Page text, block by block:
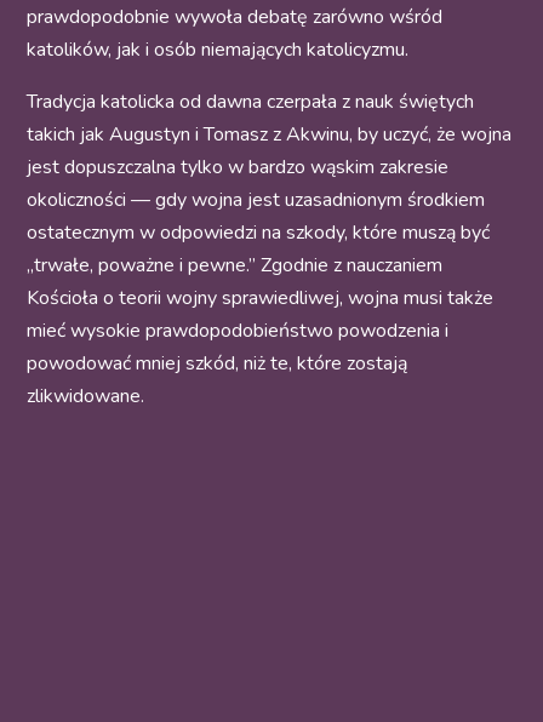
prawdopodobnie wywoła debatę zarówno wśród
katolików, jak i osób niemających katolicyzmu.
Tradycja katolicka od dawna czerpała z nauk świętych
takich jak Augustyn i Tomasz z Akwinu, by uczyć, że wojna
jest dopuszczalna tylko w bardzo wąskim zakresie
okoliczności — gdy wojna jest uzasadnionym środkiem
ostatecznym w odpowiedzi na szkody, które muszą być
„trwałe, poważne i pewne.” Zgodnie z nauczaniem
Kościoła o teorii wojny sprawiedliwej, wojna musi także
mieć wysokie prawdopodobieństwo powodzenia i
powodować mniej szkód, niż te, które zostają
zlikwidowane.